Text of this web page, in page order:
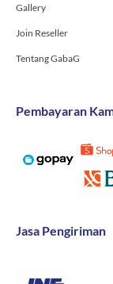
Gallery
Join Reseller
Tentang GabaG
Pembayaran
Jasa Pengiriman